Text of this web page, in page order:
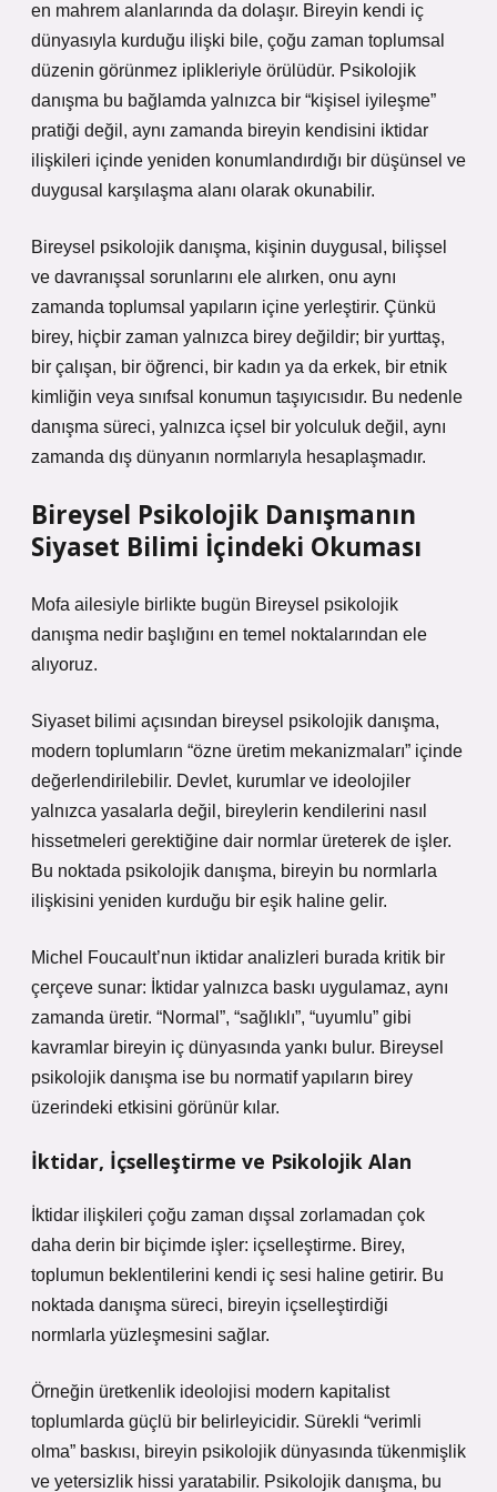
en mahrem alanlarında da dolaşır. Bireyin kendi iç
dünyasıyla kurduğu ilişki bile, çoğu zaman toplumsal
düzenin görünmez iplikleriyle örülüdür. Psikolojik
danışma bu bağlamda yalnızca bir “kişisel iyileşme”
pratiği değil, aynı zamanda bireyin kendisini iktidar
ilişkileri içinde yeniden konumlandırdığı bir düşünsel ve
duygusal karşılaşma alanı olarak okunabilir.
Bireysel psikolojik danışma, kişinin duygusal, bilişsel
ve davranışsal sorunlarını ele alırken, onu aynı
zamanda toplumsal yapıların içine yerleştirir. Çünkü
birey, hiçbir zaman yalnızca birey değildir; bir yurttaş,
bir çalışan, bir öğrenci, bir kadın ya da erkek, bir etnik
kimliğin veya sınıfsal konumun taşıyıcısıdır. Bu nedenle
danışma süreci, yalnızca içsel bir yolculuk değil, aynı
zamanda dış dünyanın normlarıyla hesaplaşmadır.
Bireysel Psikolojik Danışmanın
Siyaset Bilimi İçindeki Okuması
Mofa ailesiyle birlikte bugün Bireysel psikolojik
danışma nedir başlığını en temel noktalarından ele
alıyoruz.
Siyaset bilimi açısından bireysel psikolojik danışma,
modern toplumların “özne üretim mekanizmaları” içinde
değerlendirilebilir. Devlet, kurumlar ve ideolojiler
yalnızca yasalarla değil, bireylerin kendilerini nasıl
hissetmeleri gerektiğine dair normlar üreterek de işler.
Bu noktada psikolojik danışma, bireyin bu normlarla
ilişkisini yeniden kurduğu bir eşik haline gelir.
Michel Foucault’nun iktidar analizleri burada kritik bir
çerçeve sunar: İktidar yalnızca baskı uygulamaz, aynı
zamanda üretir. “Normal”, “sağlıklı”, “uyumlu” gibi
kavramlar bireyin iç dünyasında yankı bulur. Bireysel
psikolojik danışma ise bu normatif yapıların birey
üzerindeki etkisini görünür kılar.
İktidar, İçselleştirme ve Psikolojik Alan
İktidar ilişkileri çoğu zaman dışsal zorlamadan çok
daha derin bir biçimde işler: içselleştirme. Birey,
toplumun beklentilerini kendi iç sesi haline getirir. Bu
noktada danışma süreci, bireyin içselleştirdiği
normlarla yüzleşmesini sağlar.
Örneğin üretkenlik ideolojisi modern kapitalist
toplumlarda güçlü bir belirleyicidir. Sürekli “verimli
olma” baskısı, bireyin psikolojik dünyasında tükenmişlik
ve yetersizlik hissi yaratabilir. Psikolojik danışma, bu